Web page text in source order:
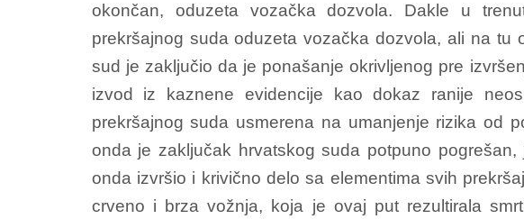
okončan, oduzeta vozačka dozvola. Dakle u
prekršajnog suda oduzeta vozačka dozvola, ali na
sud je zaključio da je ponašanje okrivljenog pre
izvod iz kaznene evidencije kao dokaz ranije
prekršajnog suda usmerena na umanjenje rizika od
onda je zaključak hrvatskog suda potpuno
onda izvršio i krivično delo sa elementima svih
crveno i brza vožnja, koja je ovaj put rezultirala